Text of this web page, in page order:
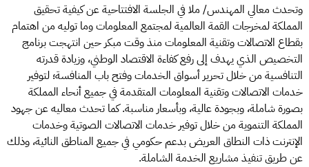
وتحدث معالي المهندس/ ملا في الجلسة الافتتاحية عن كيفية تحقيق
المملكة لمخرجات القمة العالمية لمجتمع المعلومات وما توليه من اهتمام
بقطاع الاتصالات وتقنية المعلومات منذ وقت مبكر حين انتهجت برنامج
التخصيص الذي يهدف إلى رفع كفاءة الاقتصاد الوطني، وزيادة قدرته
التنافسية من خلال تحرير أسواق الخدمات وفتح باب المنافسة؛ لتوفير
خدمات الاتصالات وتقنية المعلومات المتقدمة في جميع أنحاء المملكة
بصورة شاملة، وبجودة عالية، وبأسعار مناسبة. كما تحدث معاليه عن جهود
المملكة التنموية من خلال توفير خدمات الاتصالات الصوتية وخدمات
الإنترنت ذات النطاق العريض بدعم حكومي في جميع المناطق النائية، وذلك
عن طريق تنفيذ مشاريع الخدمة الشاملة.